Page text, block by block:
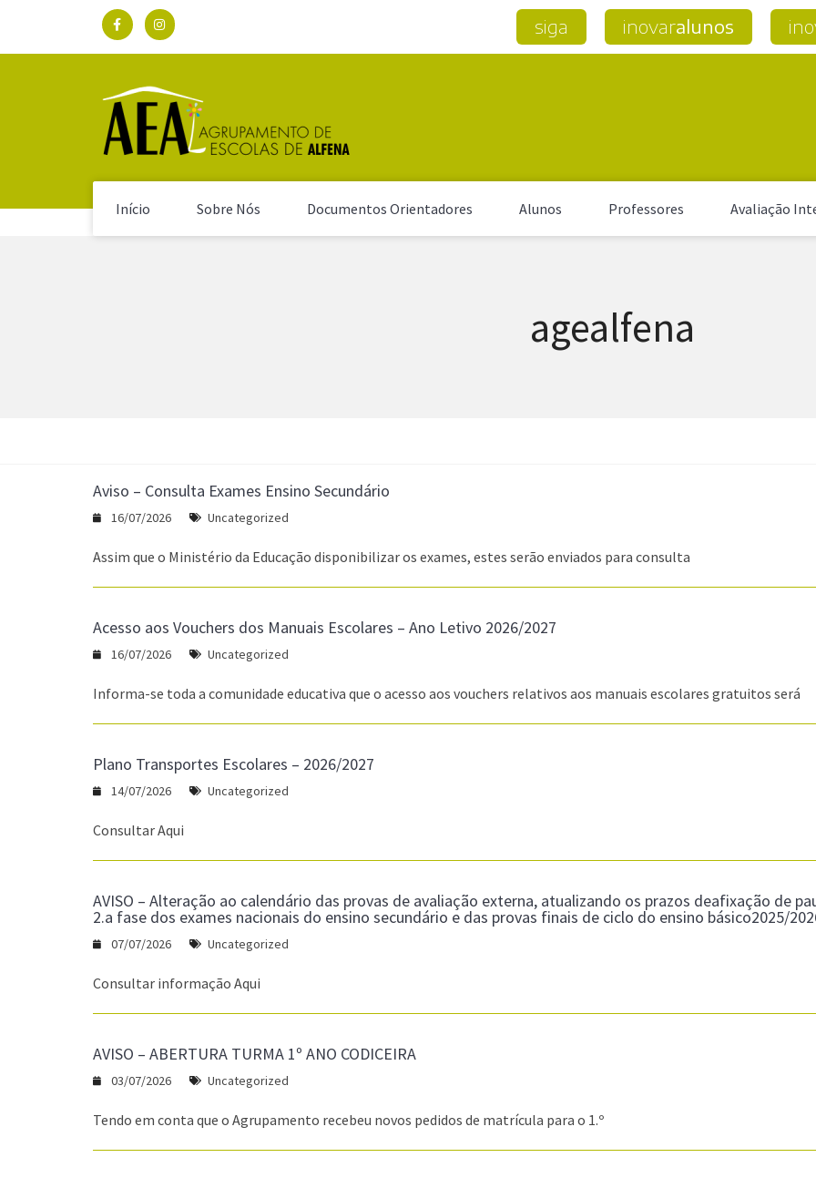
siga inovaralunos
Início Sobre Nós Documentos Orientadores Alunos Professores Avaliação
agealfena
Aviso – Consulta Exames Ensino Secundário
16/07/2026 Uncategorized
Assim que o Ministério da Educação disponibilizar os exames, estes serão enviados para consulta
Acesso aos Vouchers dos Manuais Escolares – Ano Letivo 2026/2027
16/07/2026 Uncategorized
Informa-se toda a comunidade educativa que o acesso aos vouchers relativos aos manuais escolares gratuitos será
Plano Transportes Escolares – 2026/2027
14/07/2026 Uncategorized
Consultar Aqui
AVISO – Alteração ao calendário das provas de avaliação externa, atualizando os prazos deafixação de
2.a fase dos exames nacionais do ensino secundário e das provas finais de ciclo do ensino básico2025/
07/07/2026 Uncategorized
Consultar informação Aqui
AVISO – ABERTURA TURMA 1º ANO CODICEIRA
03/07/2026 Uncategorized
Tendo em conta que o Agrupamento recebeu novos pedidos de matrícula para o 1.º